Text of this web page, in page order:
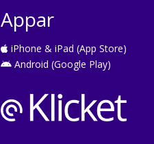
Appar
iPhone & iPad (App Store)
Android (Google Play)